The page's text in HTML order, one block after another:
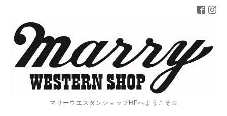
マリーウエスタンショップHPへようこそ☆